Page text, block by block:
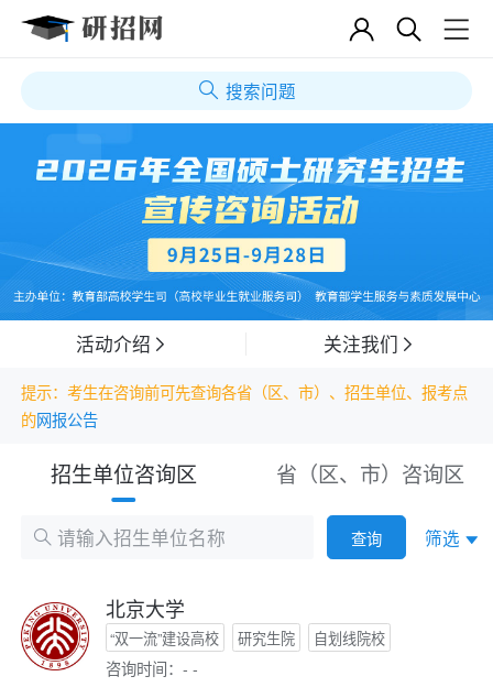
搜索问题
活动介绍 关注我们
提示：考生在咨询前可先查询各省（区、市）、招生单位、报考点
的网报公告
招生单位咨询区 省（区、市）咨询区
查询 筛选
北京大学
“双一流”建设高校 研究生院 自划线院校
咨询时间：- -